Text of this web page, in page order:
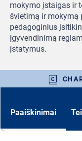
mokymo įstaigas ir
švietimą ir mokymą
pedagoginius
įgyvendinimą
įstatymus.
Paaiškinimai